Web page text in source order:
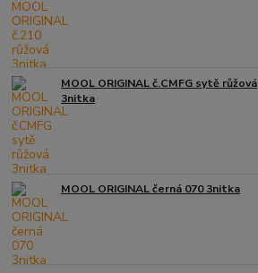
MOOL ORIGINAL č.CMFG sytě růžová
3nitka
MOOL ORIGINAL černá 070 3nitka